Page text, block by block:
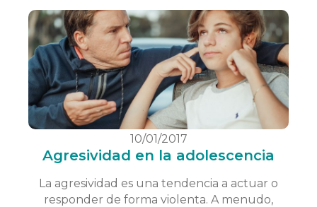
10/01/2017
Agresividad en la adolescencia
La agresividad es una tendencia a actuar o
responder de forma violenta. A menudo,